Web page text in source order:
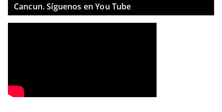
Cancun. Síguenos en You Tube